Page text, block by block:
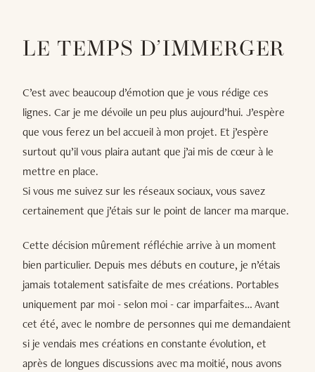
LE TEMPS D’IMMERGER
C’est avec beaucoup d’émotion que je vous rédige ces
lignes. Car je me dévoile un peu plus aujourd’hui. J’espère
que vous ferez un bel accueil à mon projet. Et j’espère
surtout qu’il vous plaira autant que j’ai mis de cœur à le
mettre en place.
Si vous me suivez sur les réseaux sociaux, vous savez
certainement que j’étais sur le point de lancer ma marque.
Cette décision mûrement réfléchie arrive à un moment
bien particulier. Depuis mes débuts en couture, je n’étais
jamais totalement satisfaite de mes créations. Portables
uniquement par moi - selon moi - car imparfaites… Avant
cet été, avec le nombre de personnes qui me demandaient
si je vendais mes créations en constante évolution, et
après de longues discussions avec ma moitié, nous avons